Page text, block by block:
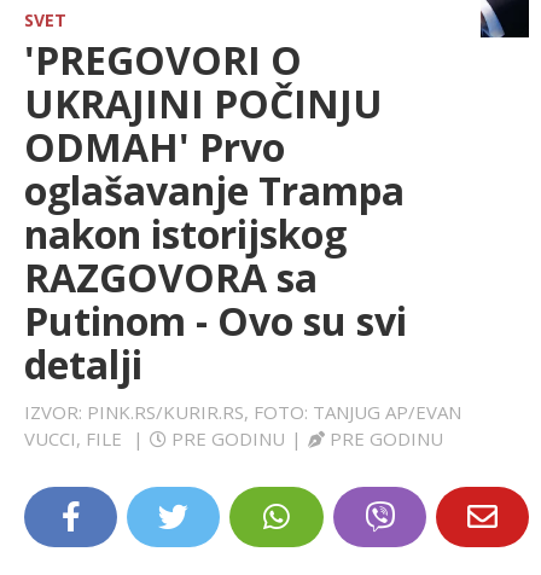
HRONIKA
FARMERI
TV
SPORT
LIFESTYLE
EXTRA
SVET
'PREGOVORI O
UKRAJINI POČINJU
ODMAH' Prvo
oglašavanje Trampa
nakon istorijskog
RAZGOVORA sa
Putinom - Ovo su svi
detalji
IZVOR: PINK.RS/KURIR.RS, FOTO: TANJUG AP/EVAN
VUCCI, FILE
| PRE GODINU | PRE GODINU